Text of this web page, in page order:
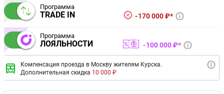
Программа
TRADE IN 170 000 ₽*
Программа
ЛОЯЛЬНОСТИ 100 000 ₽*
Компенсация проезда в Москву жителям Курска.
Дополнительная скидка 10 000 ₽